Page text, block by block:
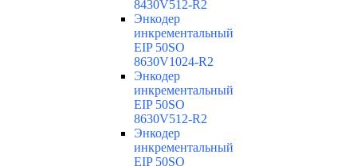
8430V512-R2
Энкодер
инкрементальный
EIP 50SO
8630V1024-R2
Энкодер
инкрементальный
EIP 50SO
8630V512-R2
Энкодер
инкрементальный
EIP 50SO